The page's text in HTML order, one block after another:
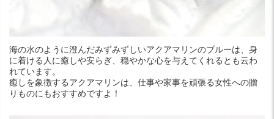
海の水のように澄んだみずみずしいアクアマリンのブルーは、身
に着ける人に癒しや安らぎ、穏やかな心を与えてくれるとも云わ
れています。
癒しを象徴するアクアマリンは、仕事や家事を頑張る女性への贈
りものにもおすすめですよ！